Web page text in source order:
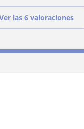
Ver las 6 valoraciones